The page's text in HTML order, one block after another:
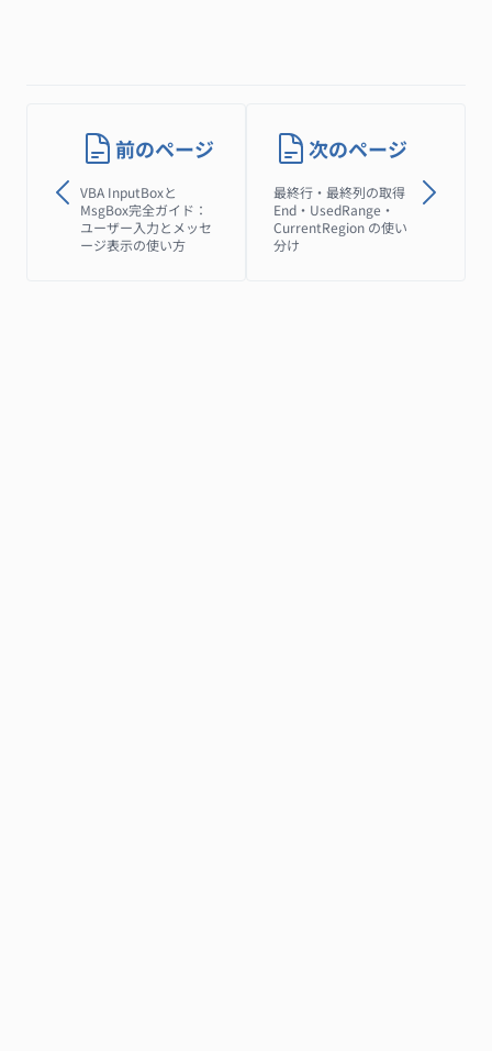
前のページ
VBA InputBoxと
MsgBox完全ガイド：
ユーザー入力とメッセ
ージ表示の使い方
次のページ
最終行・最終列の取得
End・UsedRange・
CurrentRegion の使い
分け